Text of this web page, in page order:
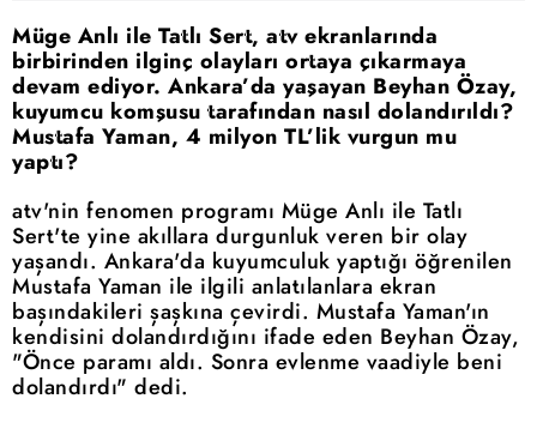
Müge Anlı ile Tatlı Sert, atv ekranlarında
birbirinden ilginç olayları ortaya çıkarmaya
devam ediyor. Ankara’da yaşayan Beyhan Özay,
kuyumcu komşusu tarafından nasıl dolandırıldı?
Mustafa Yaman, 4 milyon TL’lik vurgun mu
yaptı?
atv'nin fenomen programı Müge Anlı ile Tatlı
Sert'te yine akıllara durgunluk veren bir olay
yaşandı. Ankara'da kuyumculuk yaptığı öğrenilen
Mustafa Yaman ile ilgili anlatılanlara ekran
başındakileri şaşkına çevirdi. Mustafa Yaman'ın
kendisini dolandırdığını ifade eden Beyhan Özay,
"Önce paramı aldı. Sonra evlenme vaadiyle beni
dolandırdı" dedi.